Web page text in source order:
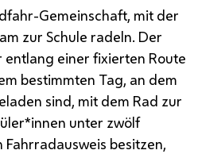
Gemeinschaft, mit der
zur Schule radeln. Der
einer fixierten Route
bestimmten Tag, an dem
sind, mit dem Rad zur
unter zwölf
besitzen,